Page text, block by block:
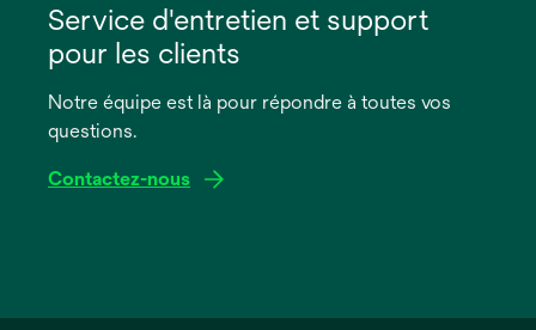
dans
nouvel
onglet
Service d'entretien et support
pour les clients
Notre équipe est là pour répondre à toutes vos
questions.
Contactez-nous